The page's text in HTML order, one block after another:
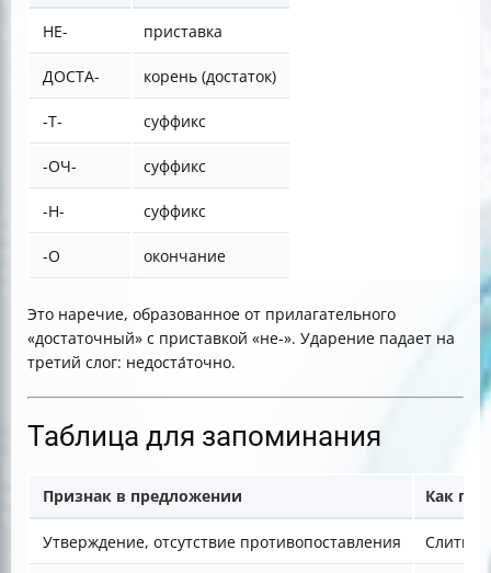
НЕ- приставка
ДОСТА- корень (достаток)
-Т- суффикс
-ОЧ- суффикс
-Н- суффикс
-О окончание
Это наречие, образованное от прилагательного
«достаточный» с приставкой «не-». Ударение падает на
третий слог: недоста́точно.
Таблица для запоминания
Признак в предложении Как
Утверждение, отсутствие противопоставления Слитно